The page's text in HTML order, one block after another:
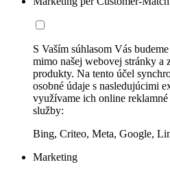
S Vaším súhlasom Vás
mimo našej webovej stránky a
produkty. Na tento účel
osobné údaje s nasledujúcimi
využívame ich online
služby:
Bing, Criteo, Meta, Google,
Marketing